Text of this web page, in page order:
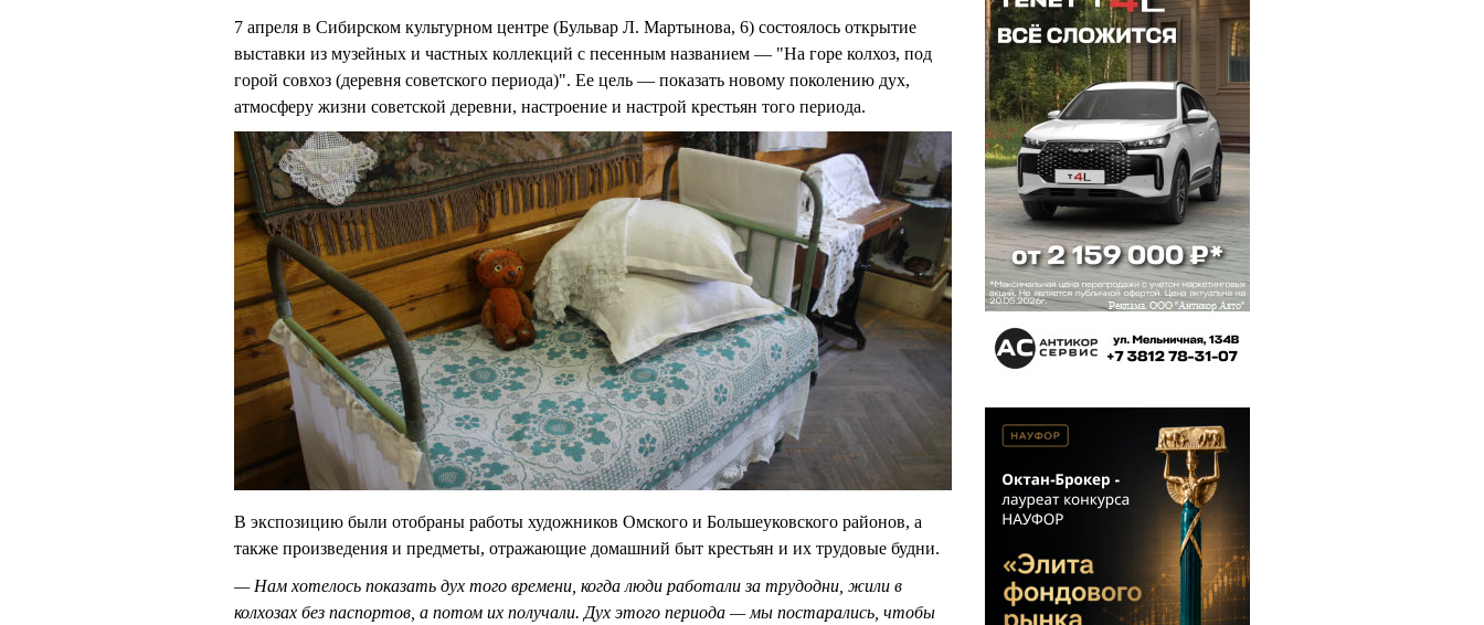
7 апреля в Сибирском культурном центре (Бульвар Л. Мартынова, 6) состоялось открытие
выставки из музейных и частных коллекций с песенным названием — "На горе колхоз, под
горой совхоз (деревня советского периода)". Ее цель — показать новому поколению дух,
атмосферу жизни советской деревни, настроение и настрой крестьян того периода.
В экспозицию были отобраны работы художников Омского и Большеуковского районов, а
также произведения и предметы, отражающие домашний быт крестьян и их трудовые будни.
— Нам хотелось показать дух того времени, когда люди работали за трудодни, жили в
колхозах без паспортов, а потом их получали. Дух этого периода — мы постарались, чтобы